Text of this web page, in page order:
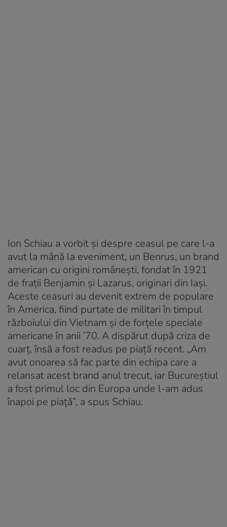
Ion Schiau a vorbit și despre ceasul pe care l-a
avut la mână la eveniment, un Benrus, un brand
american cu origini românești, fondat în 1921
de frații Benjamin și Lazarus, originari din Iași.
Aceste ceasuri au devenit extrem de populare
în America, fiind purtate de militari în timpul
războiului din Vietnam și de forțele speciale
americane în anii ’70. A dispărut după criza de
cuarț, însă a fost readus pe piață recent. „Am
avut onoarea să fac parte din echipa care a
relansat acest brand anul trecut, iar Bucureștiul
a fost primul loc din Europa unde l-am adus
înapoi pe piață”, a spus Schiau.